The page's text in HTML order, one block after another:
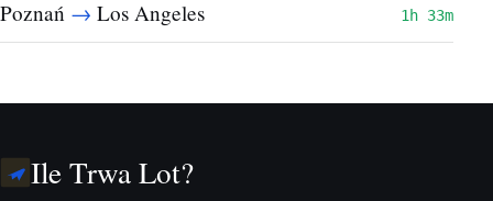
Poznań → Los Angeles 1h 33m
Ile Trwa Lot?